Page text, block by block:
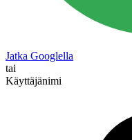
Jatka Googlella
tai
Käyttäjänimi